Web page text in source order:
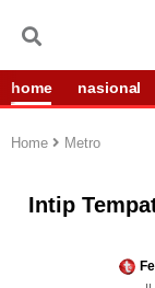
home nasional
Home Metro
Intip